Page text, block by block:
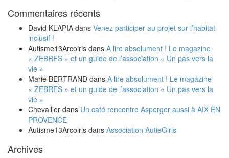
Commentaires récents
David KLAPIA dans Venez participer au projet sur l’habitat
inclusif !
Autisme13Arcoiris dans A lire absolument ! Le magazine
« ZEBRES » et un guide de l’association « Un pas vers la
vie »
Marie BERTRAND dans A lire absolument ! Le magazine
« ZEBRES » et un guide de l’association « Un pas vers la
vie »
Chevallier dans Un café rencontre Asperger aussi à AIX EN
PROVENCE
Autisme13Arcoiris dans Association AutieGirls
Archives